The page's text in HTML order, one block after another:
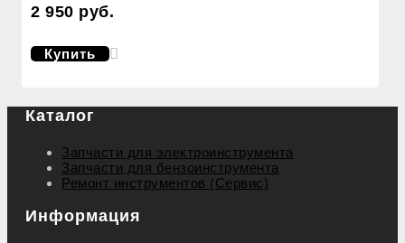
2 950 руб.
Купить
Каталог
Запчасти для электроинструмента
Запчасти для бензоинструмента
Ремонт инструментов (Сервис)
Информация